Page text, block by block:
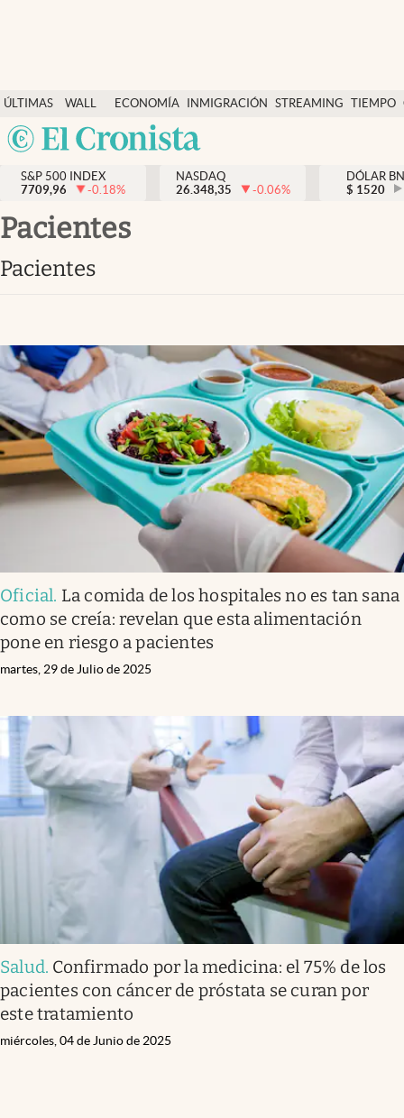
ÚLTIMAS
NOTICIAS
WALL
STREET
Y
DÓLAR
ECONOMÍA INMIGRACIÓN STREAMING TIEMPO
México
Finanzas y economía
Wall Street y dólar
Inmigración
Tiempo
Ciencia y salud
Streaming
PC y mobile
Lifestyle
USA
S&P 500 INDEX
7709,96
-0.18%
NASDAQ
26.348,35
-0.06%
DÓLAR
$ 1520
Pacientes
Pacientes
Oficial. La comida de los hospitales no es tan sana
como se creía: revelan que esta alimentación
pone en riesgo a pacientes
martes, 29 de Julio de 2025
Salud. Confirmado por la medicina: el 75% de los
pacientes con cáncer de próstata se curan por
este tratamiento
miércoles, 04 de Junio de 2025